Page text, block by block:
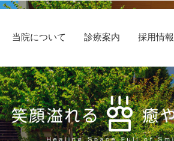
当院について 診療案内 採用情報